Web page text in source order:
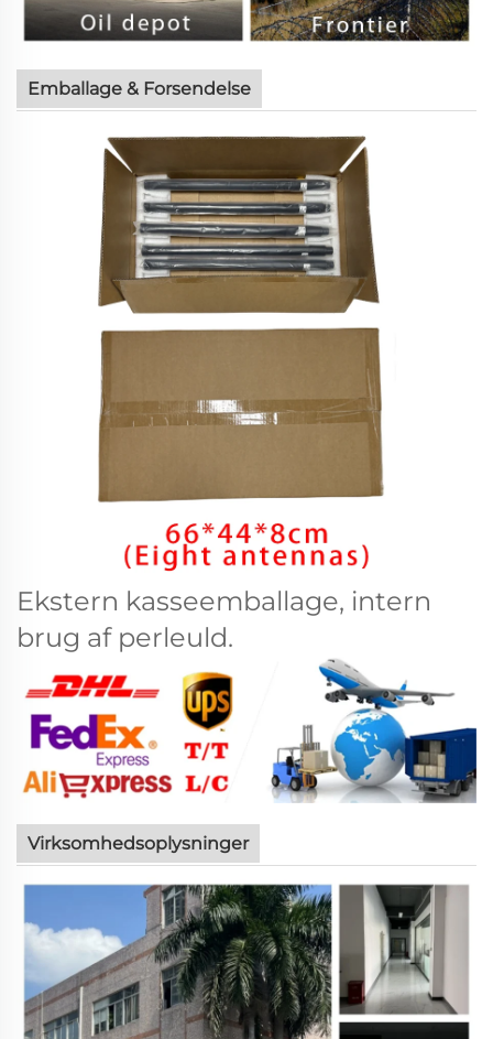
Emballage & Forsendelse
Ekstern kasseemballage, intern
brug af perleuld.
Virksomhedsoplysninger